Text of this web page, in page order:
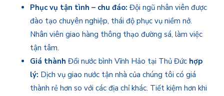
Phục vụ tận tình – chu đáo: Đội ngũ nhân viên được
đào tạo chuyên nghiệp, thái độ phục vụ niềm nở.
Nhân viên giao hàng thông thạo đường sá, làm việc
tận tâm.
Giá thành Đổi nước bình Vĩnh Hảo tại Thủ Đức hợp
lý: Dịch vụ giao nước tận nhà của chúng tôi có giá
thành rẻ hơn so với các địa chỉ khác. Tiết kiệm hơn khi